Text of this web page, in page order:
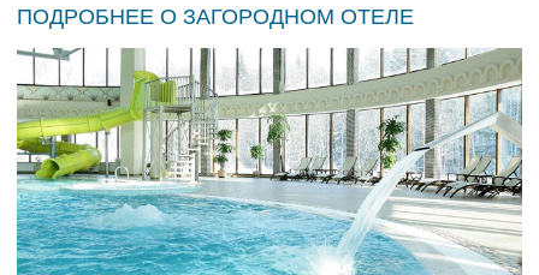
ПОДРОБНЕЕ О ЗАГОРОДНОМ ОТЕЛЕ